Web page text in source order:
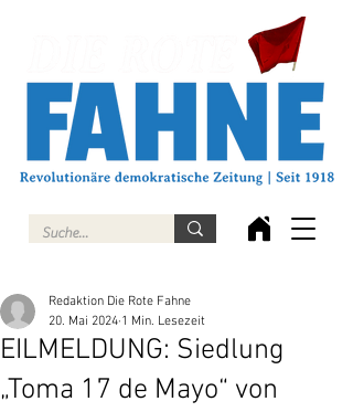
EILMELDUNG: Siedlung
„Toma 17 de Mayo“ von
Redaktion Die Rote Fahne
20. Mai 2024 1 Min. Lesezeit